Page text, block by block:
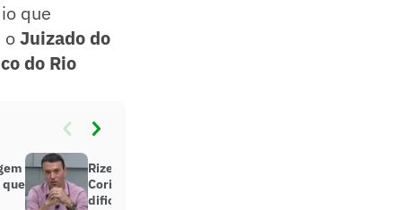
que
oJuizado do
do Rio
que
Rizek aponta única salvação do
Corinthians e diz: ‘Teria
dificuldade de subir da B para a A’